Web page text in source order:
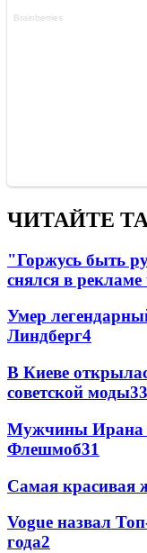
ЧИТАЙТЕ
"Горжусь быть
снялся в рекламе
Умер
Линдберг4
В Киеве
советской моды3
Мужчины Ирана
Флешмоб31
Самая красивая
Vogue назвал
года2